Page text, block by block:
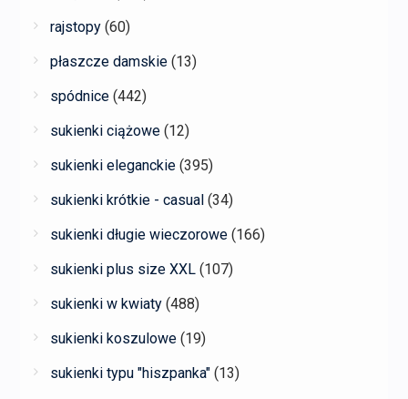
rajstopy (60)
płaszcze damskie (13)
spódnice (442)
sukienki ciążowe (12)
sukienki eleganckie (395)
sukienki krótkie - casual (34)
sukienki długie wieczorowe (166)
sukienki plus size XXL (107)
sukienki w kwiaty (488)
sukienki koszulowe (19)
sukienki typu "hiszpanka" (13)